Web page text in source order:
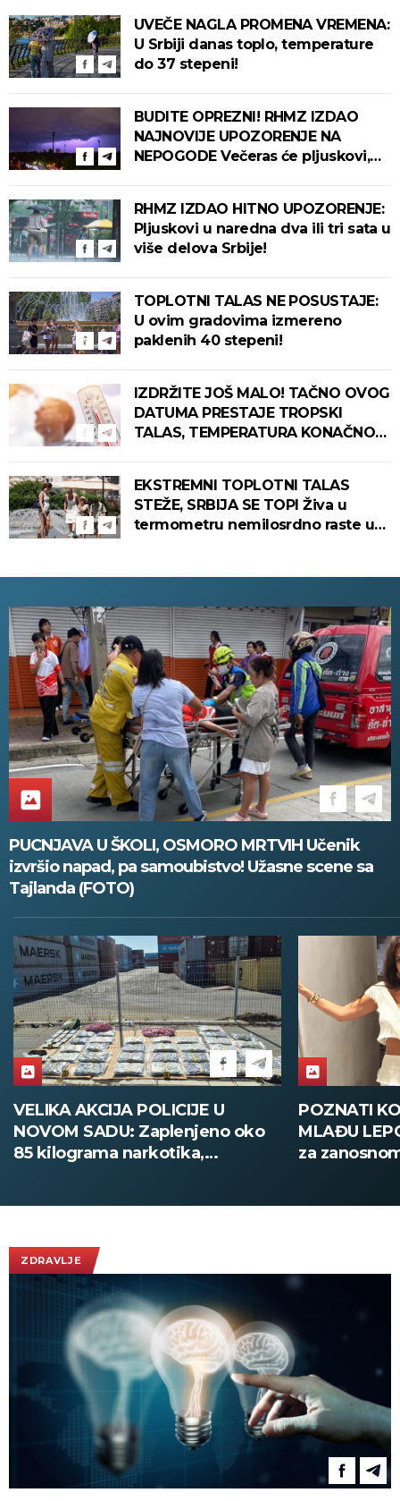
UVEČE NAGLA PROMENA VREMENA:
U Srbiji danas toplo, temperature
do 37 stepeni!
BUDITE OPREZNI! RHMZ IZDAO
NAJNOVIJE UPOZORENJE NA
NEPOGODE Večeras će pljuskovi,
RHMZ IZDAO HITNO UPOZORENJE:
Pljuskovi u naredna dva ili tri sata u
više delova Srbije!
TOPLOTNI TALAS NE POSUSTAJE:
U ovim gradovima izmereno
paklenih 40 stepeni!
IZDRŽITE JOŠ MALO! TAČNO OVOG
DATUMA PRESTAJE TROPSKI
TALAS, TEMPERATURA KONAČNO
EKSTREMNI TOPLOTNI TALAS
STEŽE, SRBIJA SE TOPI Živa u
termometru nemilosrdno raste u
PUCNJAVA U ŠKOLI, OSMORO MRTVIH Učenik
izvršio napad, pa samoubistvo! Užasne scene sa
Tajlanda (FOTO)
POZNATI KOŠARKAŠ OŽENIO
MLAĐU LEPOTICU: Svi se okreću
za zanosnom Hrvaticom!
VUČIĆ U
DANA
ZDRAVLJE